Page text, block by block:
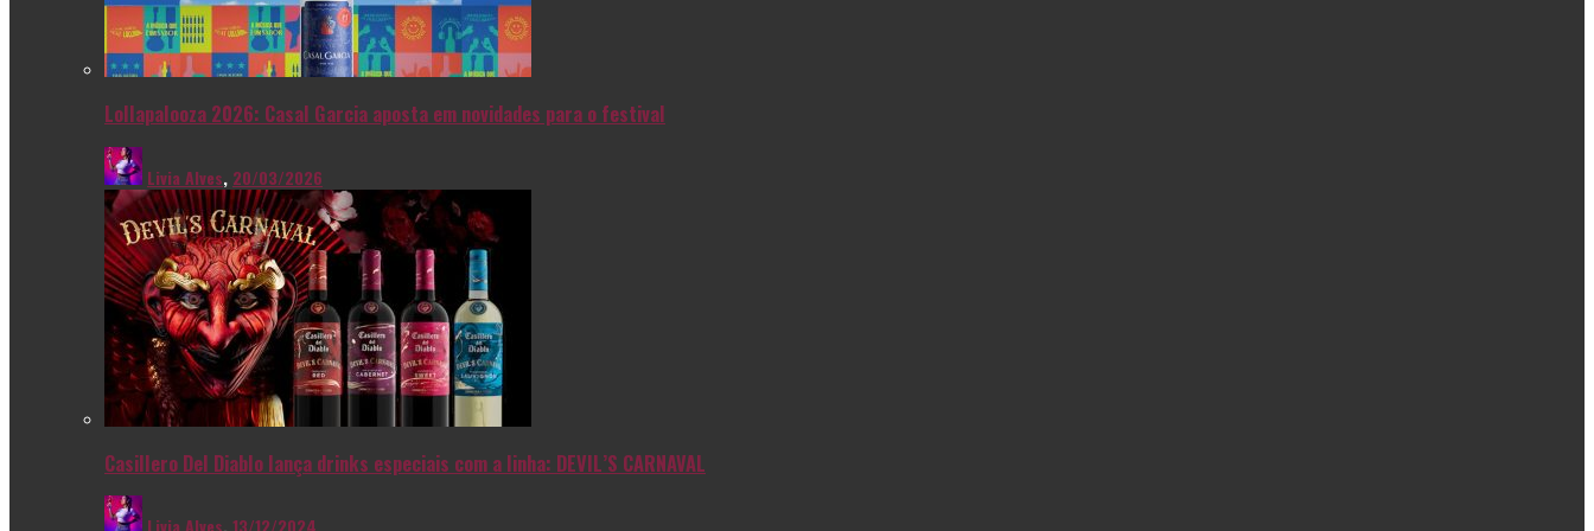
Lollapalooza 2026: Casal Garcia aposta em novidades para o festival
Livia Alves, 20/03/2026
Casillero Del Diablo lança drinks especiais com a linha: DEVIL’S CARNAVAL
Livia Alves 13/12/2024